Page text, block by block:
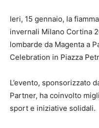
Ieri, 15 gennaio, la
invernali Milano Cortina
lombarde da Magenta a
Celebration in Piazza
L’evento, sponsorizzato
Partner, ha coinvolto
sport e iniziative solidali.